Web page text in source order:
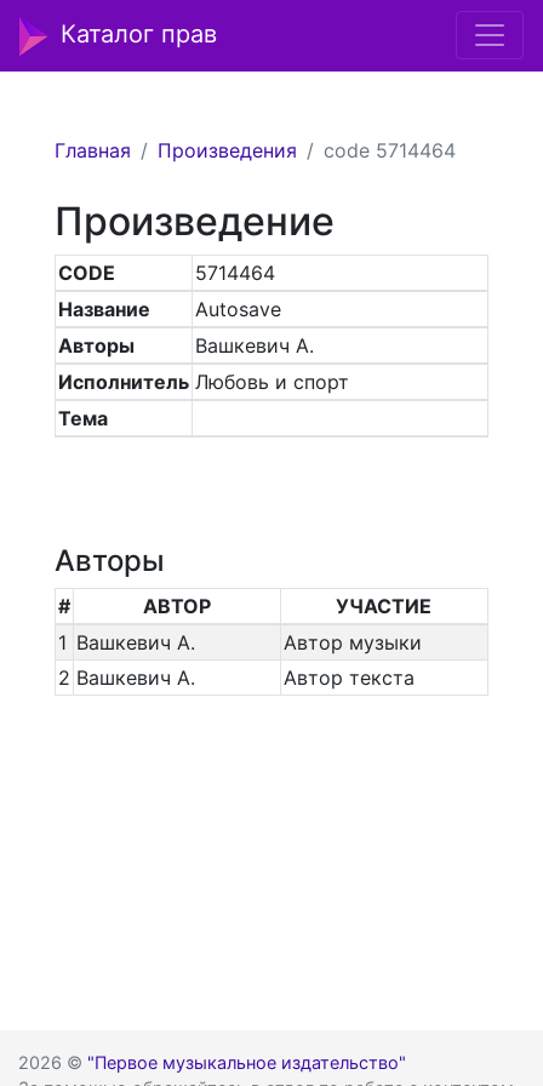
Каталог прав
Главная Произведения code 5714464
Произведение
CODE
5714464
Название
Autosave
Авторы
Вашкевич А.
Исполнитель Любовь и спорт
Тема
Авторы
# АВТОР
УЧАСТИЕ
1 Вашкевич А.
Автор музыки
2 Вашкевич А. Автор текста
2026 © "Первое музыкальное издательство"